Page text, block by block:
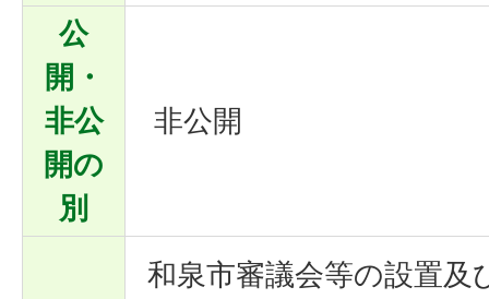
公
開・
非公
開の
別
非公開
和泉市審議会等の設置及